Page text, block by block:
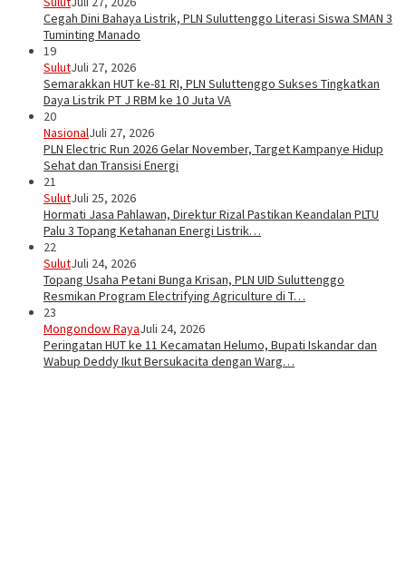
Cegah Dini Bahaya Listrik, PLN Suluttenggo Literasi Siswa SMAN 3
Tuminting Manado
19
SulutJuli 27, 2026
Semarakkan HUT ke-81 RI, PLN Suluttenggo Sukses Tingkatkan
Daya Listrik PT J RBM ke 10 Juta VA
20
NasionalJuli 27, 2026
PLN Electric Run 2026 Gelar November, Target Kampanye Hidup
Sehat dan Transisi Energi
21
SulutJuli 25, 2026
Hormati Jasa Pahlawan, Direktur Rizal Pastikan Keandalan PLTU
Palu 3 Topang Ketahanan Energi Listrik…
22
SulutJuli 24, 2026
Topang Usaha Petani Bunga Krisan, PLN UID Suluttenggo
Resmikan Program Electrifying Agriculture di T…
23
Mongondow RayaJuli 24, 2026
Peringatan HUT ke 11 Kecamatan Helumo, Bupati Iskandar dan
Wabup Deddy Ikut Bersukacita dengan Warg…